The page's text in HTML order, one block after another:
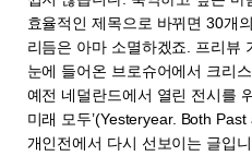
효율적인 제목으로 바뀌면 30개
리듬은 아마 소멸하겠죠. 프리뷰
눈에 들어온 브로슈어에서 크리
예전 네덜란드에서 열린 전시를
미래 모두’(Yesteryear. Both
개인전에서 다시 선보이는 글입